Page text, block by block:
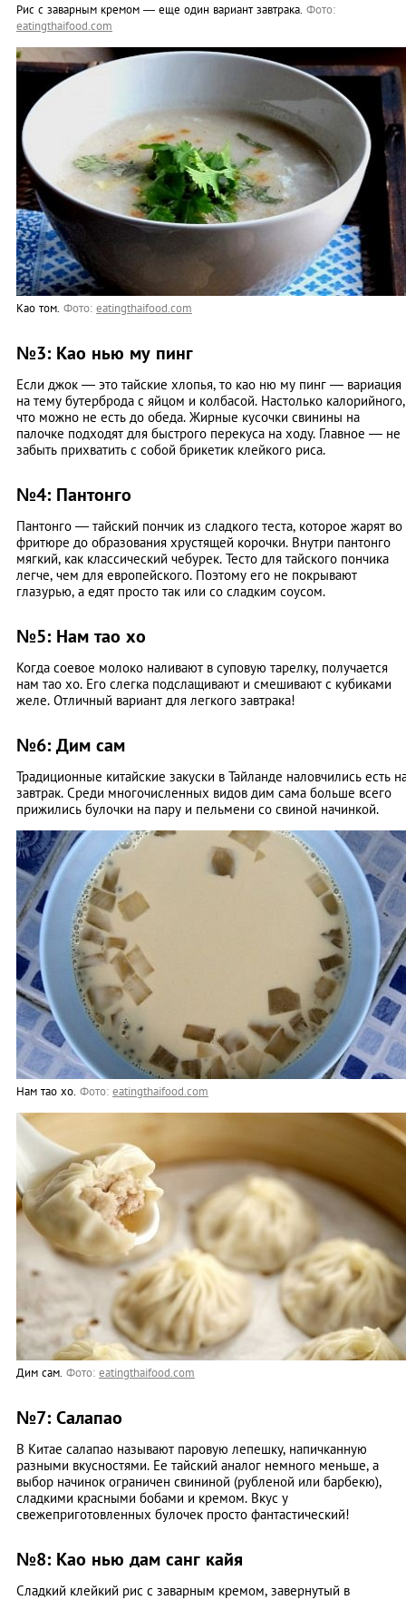
Рис с заварным кремом — еще один вариант завтрака. Фото:
eatingthaifood.com
Као том. Фото: eatingthaifood.com
№3: Као нью му пинг
Если джок — это тайские хлопья, то као ню му пинг — вариация
на тему бутерброда с яйцом и колбасой. Настолько калорийного,
что можно не есть до обеда. Жирные кусочки свинины на
палочке подходят для быстрого перекуса на ходу. Главное — не
забыть прихватить с собой брикетик клейкого риса.
№4: Пантонго
Пантонго — тайский пончик из сладкого теста, которое жарят во
фритюре до образования хрустящей корочки. Внутри пантонго
мягкий, как классический чебурек. Тесто для тайского пончика
легче, чем для европейского. Поэтому его не покрывают
глазурью, а едят просто так или со сладким соусом.
№5: Нам тао хо
Когда соевое молоко наливают в суповую тарелку, получается
нам тао хо. Его слегка подслащивают и смешивают с кубиками
желе. Отличный вариант для легкого завтрака!
№6: Дим сам
Традиционные китайские закуски в Тайланде наловчились есть
завтрак. Среди многочисленных видов дим сама больше всего
прижились булочки на пару и пельмени со свиной начинкой.
Нам тао хо. Фото: eatingthaifood.com
Дим сам. Фото: eatingthaifood.com
№7: Салапао
В Китае салапао называют паровую лепешку, напичканную
разными вкусностями. Ее тайский аналог немного меньше, а
выбор начинок ограничен свининой (рубленой или барбекю),
сладкими красными бобами и кремом. Вкус у
свежеприготовленных булочек просто фантастический!
№8: Као нью дам санг кайя
Сладкий клейкий рис с заварным кремом, завернутый в